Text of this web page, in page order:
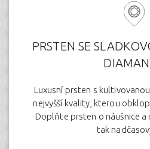
PRSTEN SE
Luxusní prsten s
nejvyšší kvality, kterou
Doplňte prsten o náušnice
tak